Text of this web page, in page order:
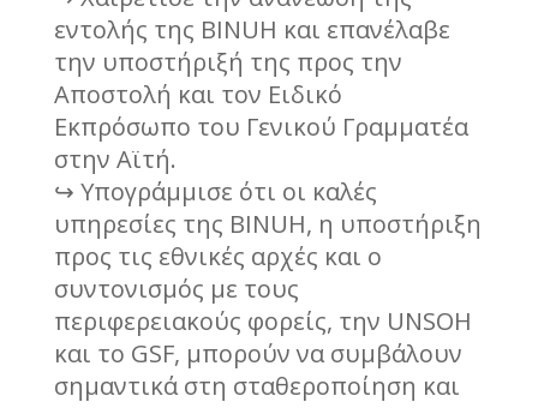
εντολής της BINUH και επανέλαβε
την υποστήριξή της προς την
Αποστολή και τον Ειδικό
Εκπρόσωπο του Γενικού Γραμματέα
στην Αϊτή.
↪ Υπογράμμισε ότι οι καλές
υπηρεσίες της BINUH, η υποστήριξη
προς τις εθνικές αρχές και ο
συντονισμός με τους
περιφερειακούς φορείς, την UNSOH
και το GSF, μπορούν να συμβάλουν
σημαντικά στη σταθεροποίηση και